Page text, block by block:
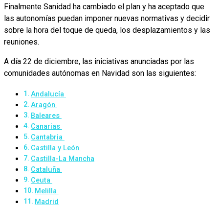
Finalmente Sanidad ha cambiado el plan y ha aceptado que
las autonomías puedan imponer nuevas normativas y decidir
sobre la hora del toque de queda, los desplazamientos y las
reuniones.
A día 22 de diciembre, las iniciativas anunciadas por las
comunidades autónomas en Navidad son las siguientes:
Andalucía
Aragón
Baleares
Canarias
Cantabria
Castilla y León
Castilla-La Mancha
Cataluña
Ceuta
Melilla
Madrid